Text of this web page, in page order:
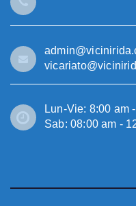
Lun-Vie: 8:00 am
Sab: 08:00 am -